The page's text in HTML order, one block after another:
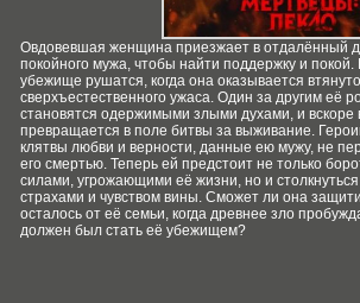
Овдовевшая женщина приезжает в отдалённый
покойного мужа, чтобы найти поддержку и
убежище рушатся, когда она оказывается
сверхъестественного ужаса. Один за другим её
становятся одержимыми злыми духами, и вскоре
превращается в поле битвы за выживание.
клятвы любви и верности, данные ею мужу, не
его смертью. Теперь ей предстоит не только
силами, угрожающими её жизни, но и
страхами и чувством вины. Сможет ли она
осталось от её семьи, когда древнее зло
должен был стать её убежищем?